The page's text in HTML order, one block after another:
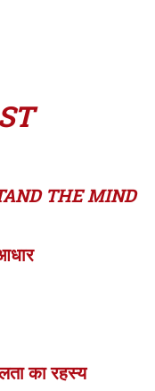
THE MIND
का रहस्य